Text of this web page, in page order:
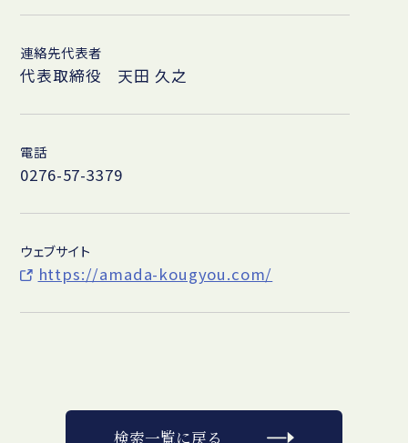
連絡先代表者
代表取締役 天田 久之
電話
0276-57-3379
ウェブサイト
https://amada-kougyou.com/
検索一覧に戻る